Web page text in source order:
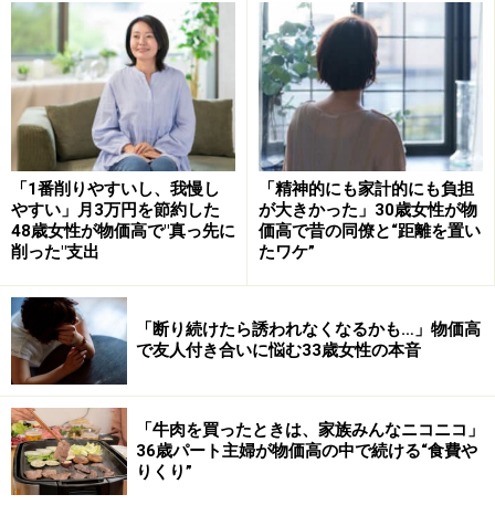
節約は長続きできる準備をしてから
「節約できている実感もなかったし、何よりこぼしてし
まった後の片づけがしんどかったです」と女性は苦笑
い。
「節約は、きちんと長続きできる準備を事前にしてから
始めるべきですね」とコメントしています。
＜調査概要＞
節約の体験談に関するアンケート
調査方法：インターネットアンケート
調査実施日：2025年8月28日
調査対象：全国20～60代の200人（男性：63人、女性：
137人）
※回答者のコメントは原文のまま記載しています。
「1番削りやすいし、我慢し
やすい」月3万円を節約した
48歳女性が物価高で"真っ先に
削った"支出
「精神的にも家計的にも負担
が大きかった」30歳女性が物
価高で昔の同僚と“距離を置い
たワケ”
「断り続けたら誘われなくなるかも…」物価高
で友人付き合いに悩む33歳女性の本音
「牛肉を買ったときは、家族みんなニコニコ」
36歳パート主婦が物価高の中で続ける“食費や
りくり”